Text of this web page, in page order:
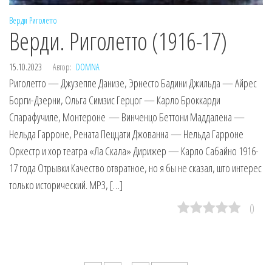
Верди Риголетто
Верди. Риголетто (1916-17)
15.10.2023 Автор: DOMNA
Риголетто — Джузеппе Данизе, Эрнесто Бадини Джильда — Айрес
Борги-Дзерни, Ольга Симзис Герцог — Карло Броккарди
Спарафучиле, Монтероне — Винченцо Беттони Маддалена —
Нельда Гарроне, Рената Пеццати Джованна — Нельда Гарроне
Оркестр и хор театра «Ла Скала» Дирижер — Карло Сабайно 1916-
17 года Отрывки Качество отвратное, но я бы не сказал, што интерес
только исторический. MP3, […]
0